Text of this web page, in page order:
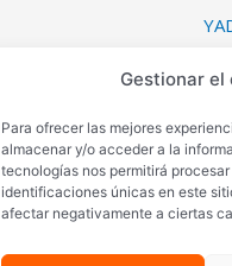
Gestionar
Para ofrecer las mejores
almacenar y/o acceder a la
tecnologías nos permitirá
identificaciones únicas en este
afectar negativamente a ciertas